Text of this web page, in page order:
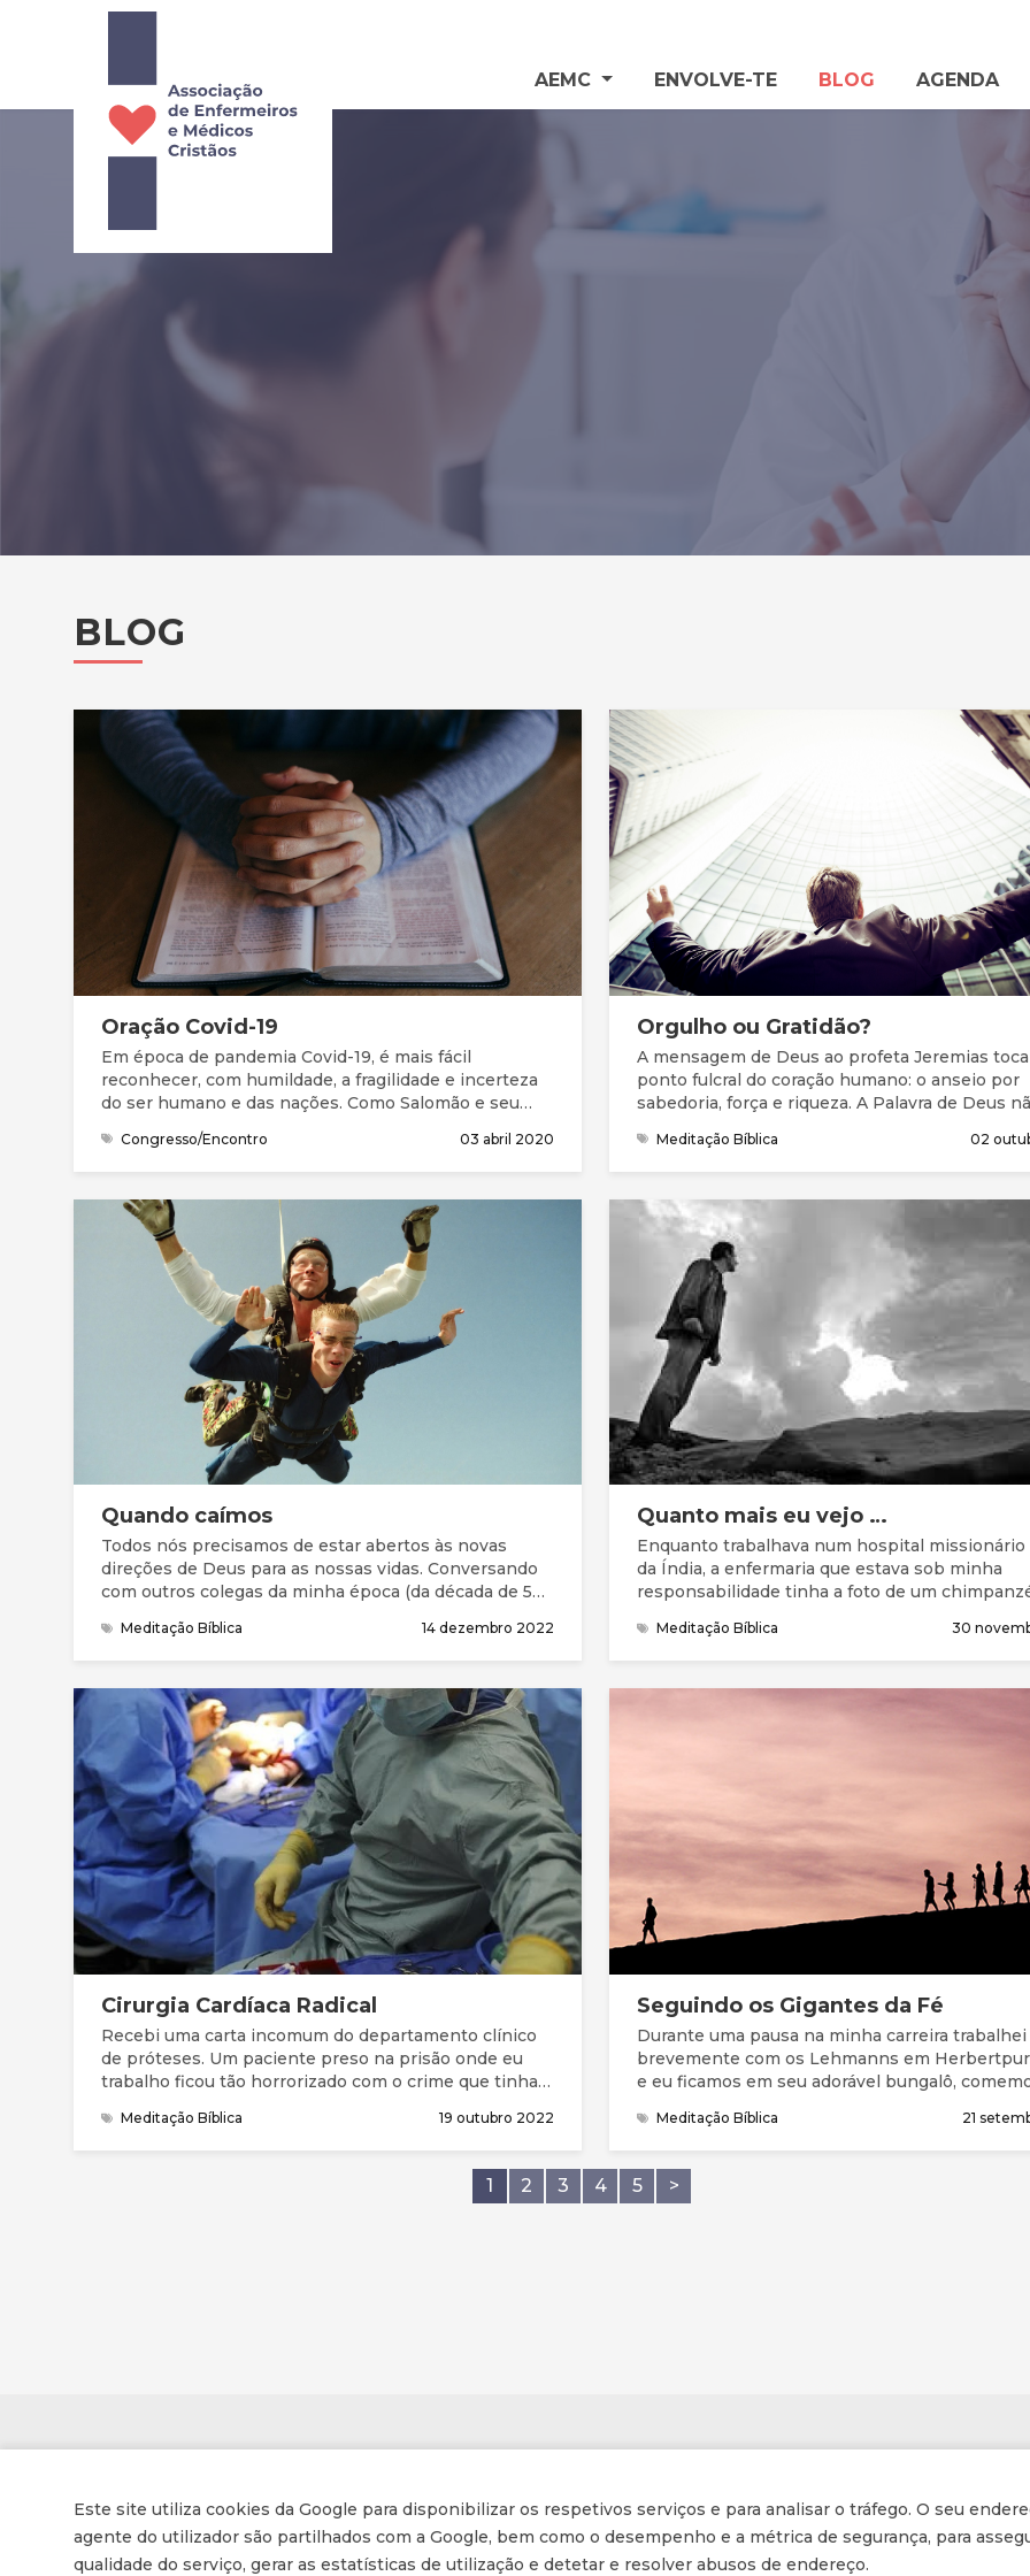
Este site utiliza cookies da Google para disponibilizar os respetivos serviços e para analisar o tráfego. O seu
agente do utilizador são partilhados com a Google, bem como o desempenho e a métrica de segurança, para
qualidade do serviço, gerar as estatísticas de utilização e detetar e resolver abusos de endereço.
AEMC ENVOLVE-TE BLOG AGENDA
BLOG
Oração Covid-19
Em época de pandemia Covid-19, é mais fácil
reconhecer, com humildade, a fragilidade e incerteza
do ser humano e das nações. Como Salomão e seu
perdão para entrar na presença do Deus Santo. Na
Bíblia, compreendemos que este Deus grande não
Queremos continuar a chegar-nos a Ele, a
compreender melhor quem Ele é, a apresentar as
nossas necessidades e preocupações, a ouvir a Sua
mensagem e responder, acertando os nossos passos
com a Sua vontade.
Congresso/Encontro 03 abril 2020
Orgulho ou Gratidão?
A mensagem de Deus ao profeta Jeremias
ponto fulcral do coração humano: o anseio por
sabedoria, força e riqueza. A Palavra de Deus
natureza humana querermos alargar os nossos
conhecimentos, poder, bens e influência. A
que não coloquemos nessas coisas o nosso
nem nos esqueçamos de que, sempre que as
alcançamos, elas são dádiva de Deus.
Meditação Bíblica 02
Quando caímos
Todos nós precisamos de estar abertos às novas
direções de Deus para as nossas vidas. Conversando
com outros colegas da minha época (da década de 50),
regularmente. É um tema que tem estado no meu
coração por algum tempo. Estando aberto à
possibilidade de mudança cinco anos atrás, eu fiz uma
oração perigosa: “Senhor, torna-me mais significante
nesta nação”.
Meditação Bíblica 14 dezembro 2022
Quanto mais eu vejo …
Enquanto trabalhava num hospital missionário
da Índia, a enfermaria que estava sob minha
responsabilidade tinha a foto de um
Sendo jovem e “conhecedor”, não prestei
atenção a esse sábio ditado. Mas hoje quando
políticos e líderes de organizações que se
religiosos, mas que são hipócritas e que só se
Meditação Bíblica 30
Cirurgia Cardíaca Radical
Recebi uma carta incomum do departamento clínico
de próteses. Um paciente preso na prisão onde eu
trabalho ficou tão horrorizado com o crime que tinha
que Jesus disse não tem significado literal, e não
concordo com o meu paciente que tinha em mente
esta passagem no momento que se mutilou. Mas
podemos, talvez, com esse fato, refletir sobre o
Meditação Bíblica 19 outubro 2022
Seguindo os Gigantes da Fé
Durante uma pausa na minha carreira trabalhei
brevemente com os Lehmanns em
e eu ficamos em seu adorável bungalô,
depois do café da manhã, o Dr. Lehmann
em direção ao hospital. Embora muito mais
lutava para acompanhá-lo.
Meditação Bíblica 21
1 2 3 4 5 >
Associação de Enfermeiros e Médicos Cristãos
Av. Conselheiro Barjona de Freitas, 16-B
Inscrição na Newsletter
Tornar-se membro